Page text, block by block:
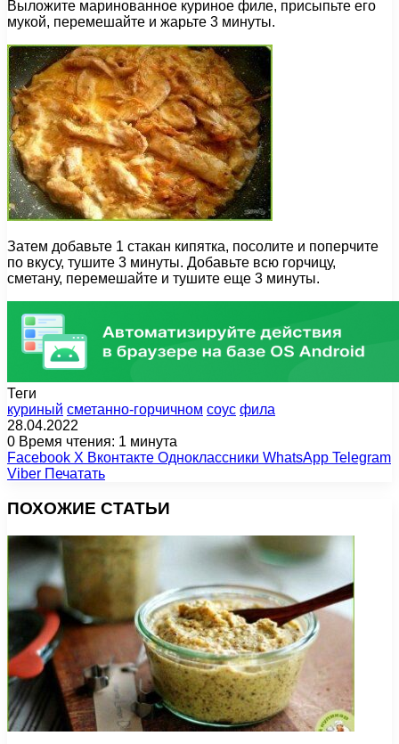
Выложите маринованное куриное филе, присыпьте его
мукой, перемешайте и жарьте 3 минуты.
Затем добавьте 1 стакан кипятка, посолите и поперчите
по вкусу, тушите 3 минуты. Добавьте всю горчицу,
сметану, перемешайте и тушите еще 3 минуты.
Теги
куриный сметанно-горчичном соус фила
28.04.2022
0 Время чтения: 1 минута
Facebook X Вконтакте Одноклассники WhatsApp Telegram
Viber Печатать
ПОХОЖИЕ СТАТЬИ